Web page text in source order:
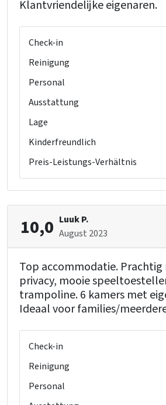
Klantvriendelijke eigenaren.
Check-in
Reinigung
Personal
Ausstattung
Lage
Kinderfreundlich
Preis-Leistungs-Verhältnis
10,0 Luuk P.
August 2023
Top accommodatie.
privacy, mooie
trampoline. 6 kamers met
Ideaal voor families/
Check-in
Reinigung
Personal